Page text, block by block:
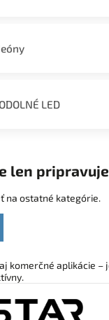
LED
len
na ostatné kategórie.
komerčné aplikácie –